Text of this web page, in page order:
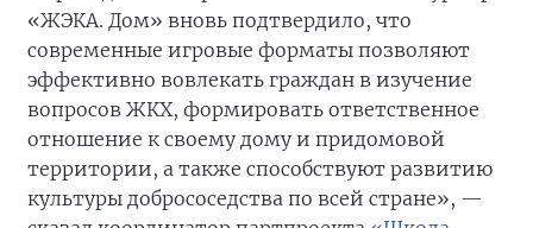
«ЖЭКА. Дом» вновь подтвердило, что
современные игровые форматы позволяют
эффективно вовлекать граждан в изучение
вопросов ЖКХ, формировать ответственное
отношение к своему дому и придомовой
территории, а также способствуют развитию
культуры добрососедства по всей стране», —